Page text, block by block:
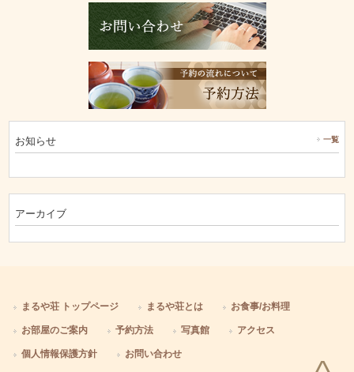
お知らせ 一覧
アーカイブ
まるや荘 トップページ まるや荘とは お食事/お料理
お部屋のご案内 予約方法 写真館 アクセス
個人情報保護方針 お問い合わせ